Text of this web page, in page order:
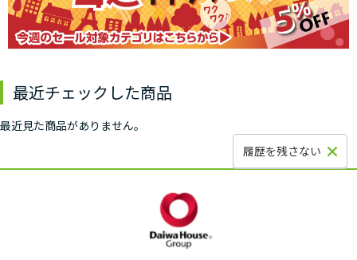
最近チェックした商品
最近見た商品がありません。
履歴を残さない